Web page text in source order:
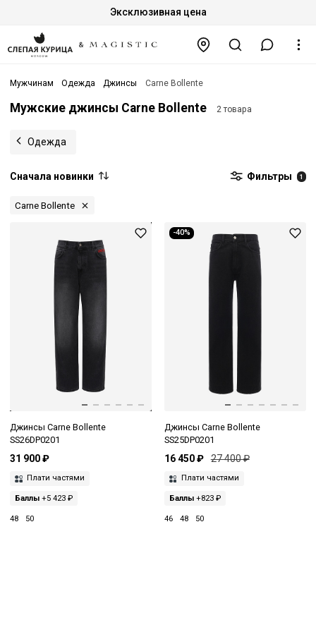
Эксклюзивная цена
Мужчинам Одежда Джинсы Carne Bollente
Мужские джинсы Carne Bollente 2 товара
Одежда
Сначала новинки Фильтры 1
Carne Bollente
Джинсы Carne Bollente
SS26DP0201
31 900 ₽
Плати частями
Баллы +5 423 ₽
48 50
-40%
Джинсы Carne Bollente
SS25DP0201
16 450 ₽ 27 400 ₽
Плати частями
Баллы+823 ₽
46 48 50